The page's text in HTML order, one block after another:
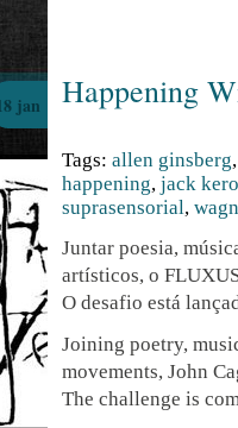
Happening
jan
Tags: allen ginsberg,
happening, jack
suprasensorial,
Juntar poesia,
artísticos, o
O desafio está
Joining poetry,
movements, John
The challenge is